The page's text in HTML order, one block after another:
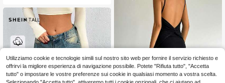
Utilizziamo cookie e tecnologie simili sul nostro sito web per fornire il servizio richiesto e
offrirvi la migliore esperienza di navigazione possibile. Potete "Rifiuta tutto", "Accetta
tutto" o impostare le vostre preferenze sui cookie in qualsiasi momento a vostra scelta.